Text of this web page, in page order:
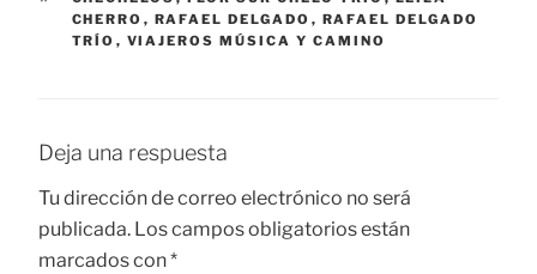
CHERRO , RAFAEL DELGADO , RAFAEL DELGADO
TRÍO , VIAJEROS MÚSICA Y CAMINO
Deja una respuesta
Tu dirección de correo electrónico no será
publicada. Los campos obligatorios están
marcados con*